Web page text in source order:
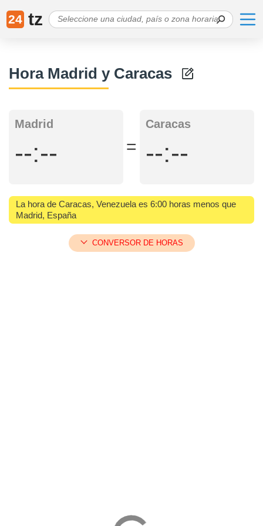
24 tz
Hora Madrid y Caracas
Madrid
--:-- =
Caracas
--:--
La hora de Caracas, Venezuela es 6:00 horas menos que
Madrid, España
CONVERSOR DE HORAS